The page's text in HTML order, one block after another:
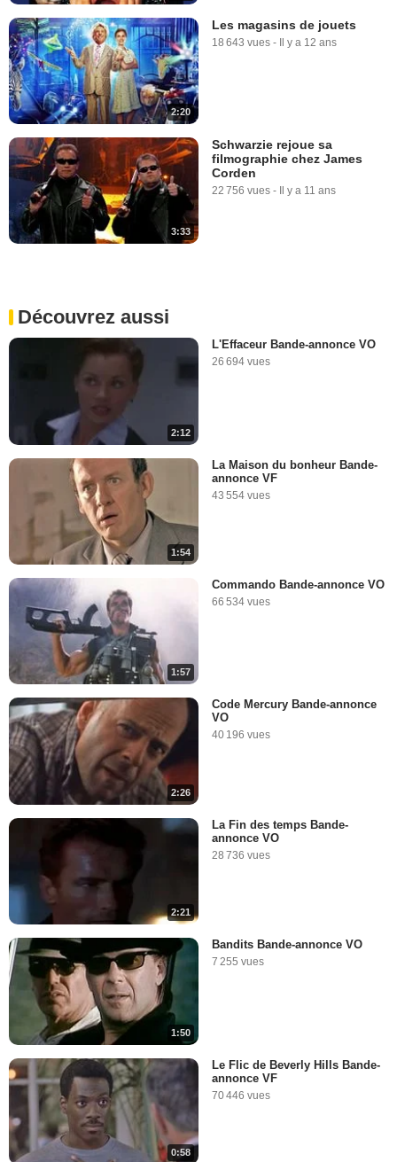
2:20
Les magasins de jouets
18 643 vues - Il y a 12 ans
3:33
Schwarzie rejoue sa
filmographie chez James
Corden
22 756 vues - Il y a 11 ans
Découvrez aussi
2:12
L'Effaceur Bande-annonce VO
26 694 vues
1:54
La Maison du bonheur Bande-
annonce VF
43 554 vues
1:57
Commando Bande-annonce VO
66 534 vues
2:26
Code Mercury Bande-annonce
VO
40 196 vues
2:21
La Fin des temps Bande-
annonce VO
28 736 vues
1:50
Bandits Bande-annonce VO
7 255 vues
0:58
Le Flic de Beverly Hills Bande-
annonce VF
70 446 vues